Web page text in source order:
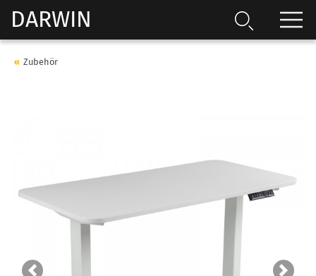
DARWIN
Zubehör